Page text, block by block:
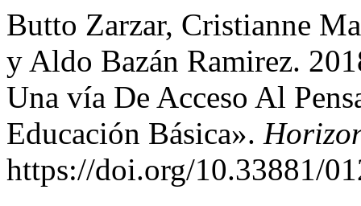
Butto Zarzar, Cristianne
y Aldo Bazán Ramirez.
Una vía De Acceso Al
Educación Básica».
https://doi.org/10.33881/